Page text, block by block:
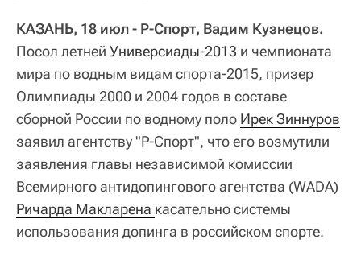
КАЗАНЬ, 18 июл - Р-Спорт, Вадим Кузнецов.
Посол летней Универсиады-2013 и чемпионата
мира по водным видам спорта-2015, призер
Олимпиады 2000 и 2004 годов в составе
сборной России по водному поло Ирек Зиннуров
заявил агентству "Р-Спорт", что его возмутили
заявления главы независимой комиссии
Всемирного антидопингового агентства (WADA)
Ричарда Макларена касательно системы
использования допинга в российском спорте.